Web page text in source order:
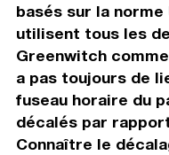
basés sur la norme
utilisent tous les
Greenwitch
a pas toujours de
fuseau horaire du
décalés par
Connaître le